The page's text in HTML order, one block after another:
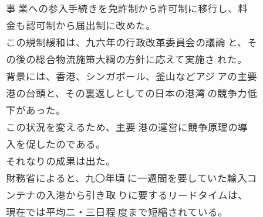
事 業への参入手続きを免許制から許可制に移行し、料
金も認可制から届出制に改めた。
この規制緩和は、九六年の行政改革委員会の議論 と、そ
の後の総合物流施策大綱の方針に応えて実施さ れた。
背景には、香港、シンガポール、釜山などアジ アの主要
港の台頭と、その裏返しとしての日本の港湾 の競争力低
下があった。
この状況を変えるため、主要 港の運営に競争原理の導
入を促したのである。
それなりの成果は出た。
財務省によると、九〇年頃 に一週間を要していた輸入コ
ンテナの入港から引き取 りに要するリードタイムは、
現在では平均二・三日程 度まで短縮されている。